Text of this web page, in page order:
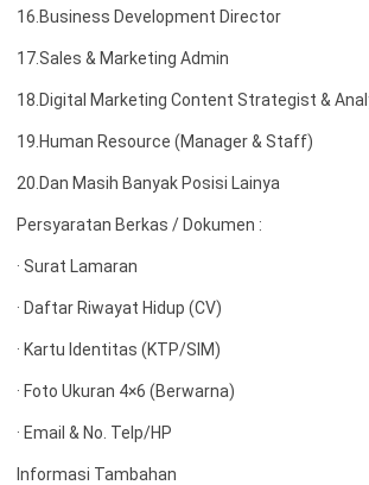
16.Business Development Director
17.Sales & Marketing Admin
18.Digital Marketing Content Strategist &
19.Human Resource (Manager & Staff)
20.Dan Masih Banyak Posisi Lainya
Persyaratan Berkas / Dokumen :
· Surat Lamaran
· Daftar Riwayat Hidup (CV)
· Kartu Identitas (KTP/SIM)
· Foto Ukuran 4×6 (Berwarna)
· Email & No. Telp/HP
Informasi Tambahan